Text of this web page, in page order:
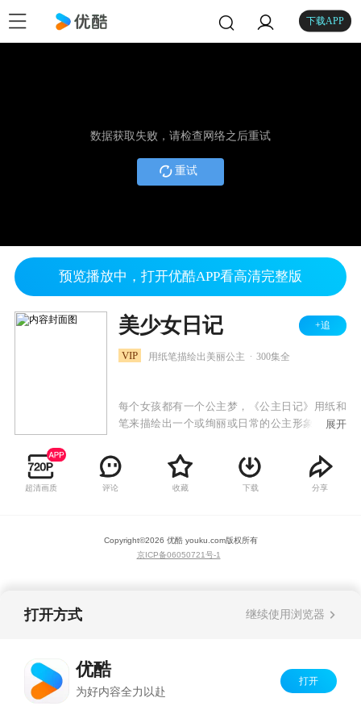
下载APP
数据获取失败，请检查网络之后重试
重试
预览播放中，打开优酷APP看高清完整版
美少女日记 +追
VIP 用纸笔描绘出美丽公主 300集全
每个女孩都有一个公主梦，《公主日记》用纸和
笔来描绘出一个或绚丽或日常的公主形象，每一
理解和接受。
展开
超清画质 评论 收藏 下载 分享
Copyright©2026 优酷 youku.com版权所有
京ICP备06050721号-1
打开方式 继续使用浏览器
优酷
为好内容全力以赴
打开